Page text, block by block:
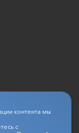
контента мы
с